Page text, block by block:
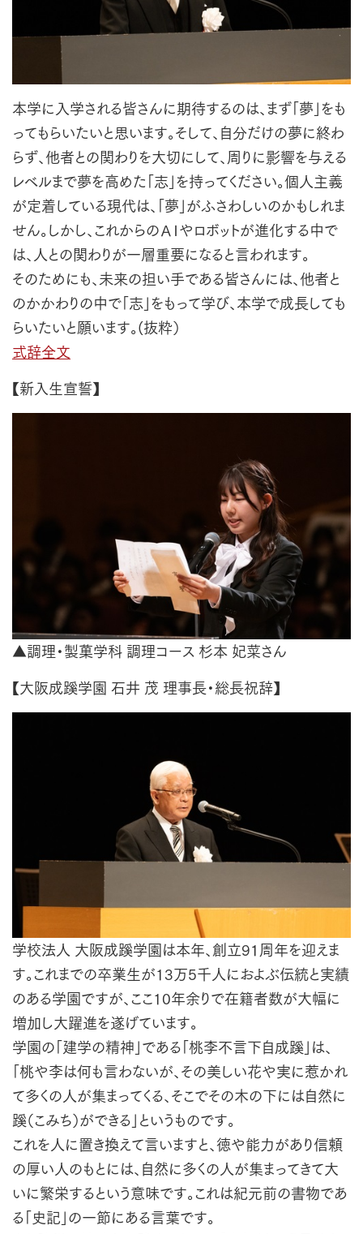
本学に入学される皆さんに期待するのは、まず「夢」をも
ってもらいたいと思います。そして、自分だけの夢に終わ
らず、他者との関わりを大切にして、周りに影響を与える
レベルまで夢を高めた「志」を持ってください。個人主義
が定着している現代は、「夢」がふさわしいのかもしれま
せん。しかし、これからのＡＩやロボットが進化する中で
は、人との関わりが一層重要になると言われます。
そのためにも、未来の担い手である皆さんには、他者と
のかかわりの中で「志」をもって学び、本学で成長しても
らいたいと願います。(抜粋）
式辞全文
【新入生宣誓】
▲調理・製菓学科 調理コース 杉本 妃菜さん
【大阪成蹊学園 石井 茂 理事長・総長祝辞】
学校法人 大阪成蹊学園は本年、創立9１周年を迎えま
す。これまでの卒業生が13万5千人におよぶ伝統と実績
のある学園ですが、ここ10年余りで在籍者数が大幅に
増加し大躍進を遂げています。
学園の「建学の精神」である「桃李不言下自成蹊」は、
「桃や李は何も言わないが、その美しい花や実に惹かれ
て多くの人が集まってくる、そこでその木の下には自然に
蹊（こみち）ができる」というものです。
これを人に置き換えて言いますと、徳や能力があり信頼
の厚い人のもとには、自然に多くの人が集まってきて大
いに繁栄するという意味です。これは紀元前の書物であ
る「史記」の一節にある言葉です。